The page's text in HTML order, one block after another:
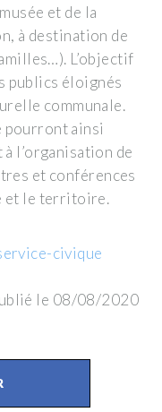
et de la
à destination de
L’objectif
publics éloignés
communale.
pourront ainsi
l’organisation de
et conférences
et le territoire.
civique
le 08/08/2020